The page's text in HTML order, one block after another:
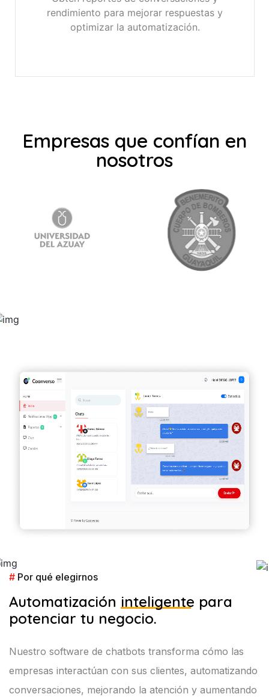
rendimiento para mejorar respuestas y
optimizar la automatización.
Empresas que confían en
nosotros
# Por qué elegirnos
Automatización inteligente para
potenciar tu negocio.
Nuestro software de chatbots transforma cómo las
empresas interactúan con sus clientes, automatizando
conversaciones, mejorando la atención y aumentando